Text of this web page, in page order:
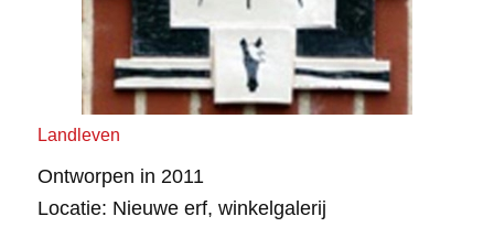
Landleven
Ontworpen in 2011
Locatie: Nieuwe erf, winkelgalerij